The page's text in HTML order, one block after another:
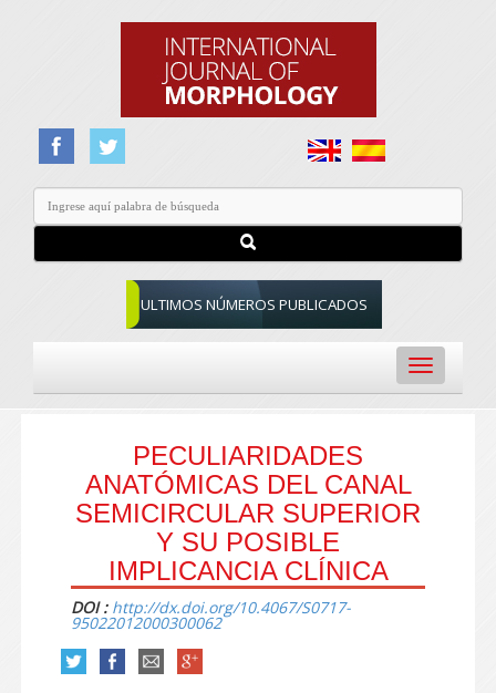
ULTIMOS NÚMEROS PUBLICADOS
Toggle
navigation
PECULIARIDADES
ANATÓMICAS DEL CANAL
SEMICIRCULAR SUPERIOR
Y SU POSIBLE
IMPLICANCIA CLÍNICA
DOI : http://dx.doi.org/10.4067/S0717-
95022012000300062